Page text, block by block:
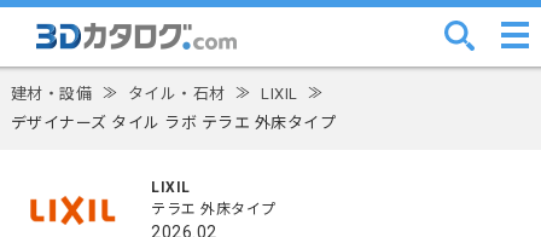
建材・設備 ≫ タイル・石材 ≫ LIXIL ≫
デザイナーズ タイル ラボ テラエ 外床タイプ
LIXIL
テラエ 外床タイプ
2026.02